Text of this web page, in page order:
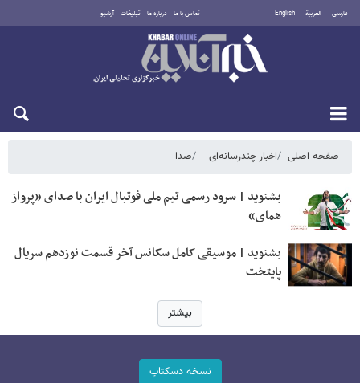
فارسی العربية English تماس با ما درباره ما تبلیغات آرشیو
یکشنبه ۱۸ مرداد ۱۴۰۵
صفحه اصلی اخبار چندرسانه‌ای صدا
بشنوید | سرود رسمی تیم ملی فوتبال ایران با صدای «پرواز
همای»
بشنوید | موسیقی کامل سکانس آخر قسمت نوزدهم سریال
پایتخت
بیشتر
نسخه دسکتاپ